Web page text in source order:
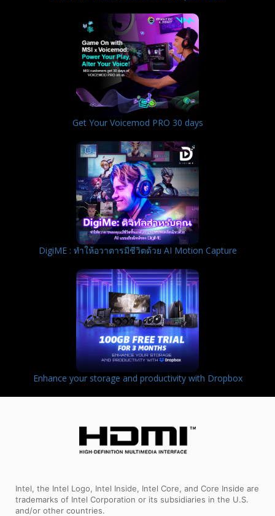
Get Your Voicemod PRO 30 days
DigiME : ทำให้อวาตารมีชีวิตด้วย AI Motion Capture
Enhance your storage and productivity with Dropbox
Intel, the Intel Logo, Intel Inside, Intel Core, and Core Inside are
trademarks of Intel Corporation or its subsidiaries in the U.S.
and/or other countries.